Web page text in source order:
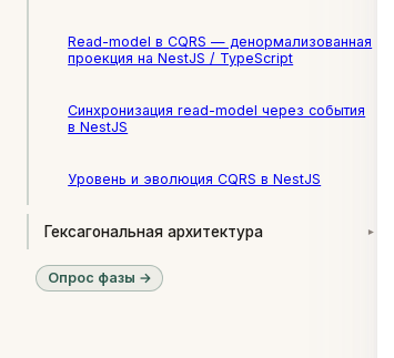
Read-model в CQRS — денормализованная
проекция на NestJS / TypeScript
Синхронизация read-model через события
в NestJS
Уровень и эволюция CQRS в NestJS
Гексагональная архитектура ▾
Опрос фазы →